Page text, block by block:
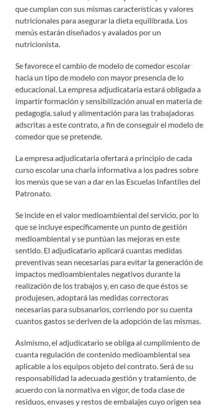
que cumplan con sus mismas características y valores
nutricionales para asegurar la dieta equilibrada. Los
menús estarán diseñados y avalados por un
nutricionista.
Se favorece el cambio de modelo de comedor escolar
hacia un tipo de modelo con mayor presencia de lo
educacional. La empresa adjudicataria estará obligada a
impartir formación y sensibilización anual en materia de
pedagogía, salud y alimentación para las trabajadoras
adscritas a este contrato, a fin de conseguir el modelo de
comedor que se pretende.
La empresa adjudicataria ofertará a principio de cada
curso escolar una charla informativa a los padres sobre
los menús que se van a dar en las Escuelas Infantiles del
Patronato.
Se incide en el valor medioambiental del servicio, por lo
que se incluye específicamente un punto de gestión
medioambiental y se puntúan las mejoras en este
sentido. El adjudicatario aplicará cuantas medidas
preventivas sean necesarias para evitar la generación de
impactos medioambientales negativos durante la
realización de los trabajos y, en caso de que éstos se
produjesen, adoptará las medidas correctoras
necesarias para subsanarlos, corriendo por su cuenta
cuantos gastos se deriven de la adopción de las mismas.
Asimismo, el adjudicatario se obliga al cumplimiento de
cuanta regulación de contenido medioambiental sea
aplicable a los equipos objeto del contrato. Será de su
responsabilidad la adecuada gestión y tratamiento, de
acuerdo con la normativa en vigor, de toda clase de
residuos, envases y restos de embalajes cuyo origen sea